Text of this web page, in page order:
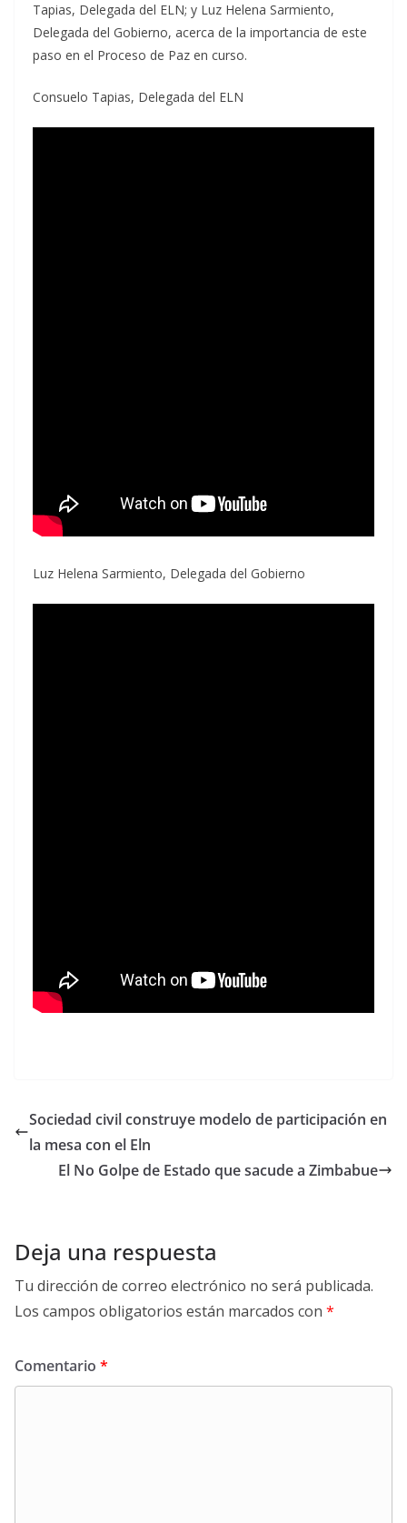
Tapias, Delegada del ELN; y Luz Helena Sarmiento,
Delegada del Gobierno, acerca de la importancia de este
paso en el Proceso de Paz en curso.
Consuelo Tapias, Delegada del ELN
Luz Helena Sarmiento, Delegada del Gobierno
Sociedad civil construye modelo de participación en
la mesa con el Eln
El No Golpe de Estado que sacude a Zimbabue
Deja una respuesta
Tu dirección de correo electrónico no será publicada.
Los campos obligatorios están marcados con *
Comentario *